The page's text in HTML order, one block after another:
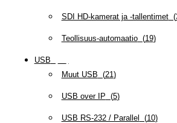
SDI HD-kamerat ja -tallentimet(
Teollisuus-automaatio(19)
USB
Muut USB (21 )
USB over IP (5)
USB RS-232 / Parallel (10)